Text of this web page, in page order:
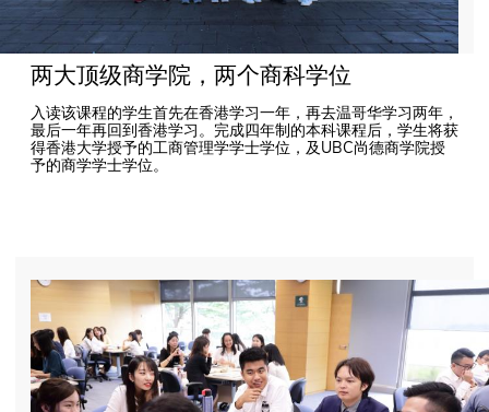
两大顶级商学院，两个商科学位
入读该课程的学生首先在香港学习一年，再去温哥华学习两年，
最后一年再回到香港学习。完成四年制的本科课程后，学生将获
得香港大学授予的工商管理学学士学位，及UBC尚德商学院授
予的商学学士学位。